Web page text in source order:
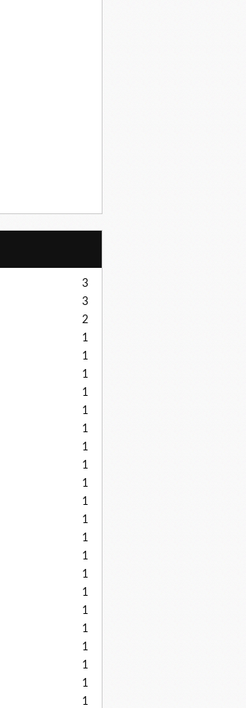
3
3
2
1
1
1
1
1
1
1
1
1
1
1
1
1
1
1
1
1
1
1
1
1